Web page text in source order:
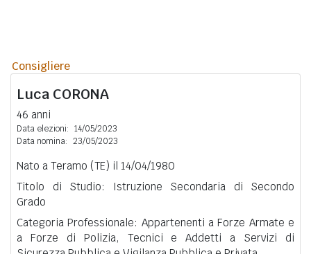
Consigliere
Luca CORONA
46 anni
Data elezioni: 14/05/2023
Data nomina: 23/05/2023
Nato a Teramo (TE) il 14/04/1980
Titolo di Studio: Istruzione Secondaria di Secondo
Grado
Categoria Professionale: Appartenenti a Forze Armate e
a Forze di Polizia, Tecnici e Addetti a Servizi di